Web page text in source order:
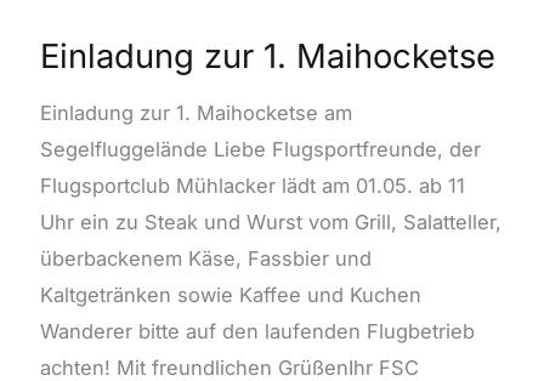
Einladung zur 1. Maihocketse
Einladung zur 1. Maihocketse am
Segelfluggelände Liebe Flugsportfreunde, der
Flugsportclub Mühlacker lädt am 01.05. ab 11
Uhr ein zu Steak und Wurst vom Grill, Salatteller,
überbackenem Käse, Fassbier und
Kaltgetränken sowie Kaffee und Kuchen
Wanderer bitte auf den laufenden Flugbetrieb
achten! Mit freundlichen GrüßenIhr FSC
Maihocketse